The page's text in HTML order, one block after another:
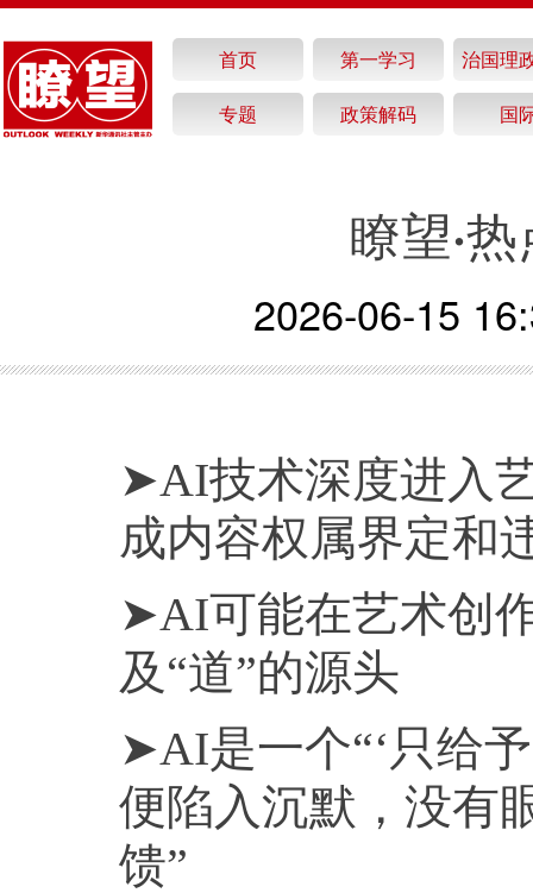
首页 第一学习
治国理
专题
政策解码 国
瞭望·
2026-06-15
➤AI技术深度进入
成内容权属界定和
➤AI可能在艺术创
及“道”的源头
➤AI是一个“‘只给
便陷入沉默，没有
馈”